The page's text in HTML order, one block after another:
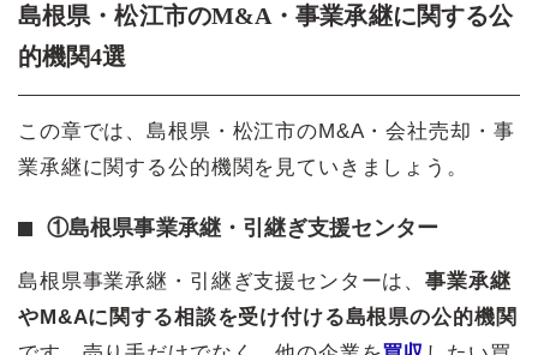
島根県・松江市のM&A・事業承継に関する公
的機関4選
この章では、島根県・松江市のM&A・会社売却・事
業承継に関する公的機関を見ていきましょう。
①島根県事業承継・引継ぎ支援センター
島根県事業承継・引継ぎ支援センターは、事業承継
やM&Aに関する相談を受け付ける島根県の公的機関